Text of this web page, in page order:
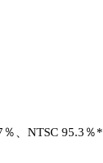
、NTSC 95.3％*